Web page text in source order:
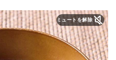
ミュートを解除